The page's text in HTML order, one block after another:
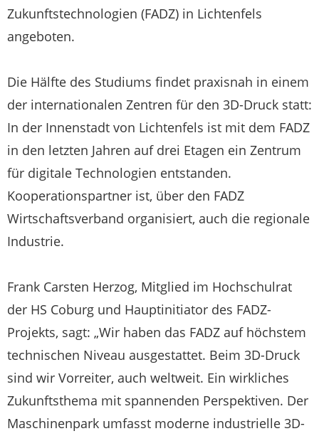
Zukunftstechnologien (FADZ) in Lichtenfels
angeboten.
Die Hälfte des Studiums findet praxisnah in einem
der internationalen Zentren für den 3D-Druck statt:
In der Innenstadt von Lichtenfels ist mit dem FADZ
in den letzten Jahren auf drei Etagen ein Zentrum
für digitale Technologien entstanden.
Kooperationspartner ist, über den FADZ
Wirtschaftsverband organisiert, auch die regionale
Industrie.
Frank Carsten Herzog, Mitglied im Hochschulrat
der HS Coburg und Hauptinitiator des FADZ-
Projekts, sagt: „Wir haben das FADZ auf höchstem
technischen Niveau ausgestattet. Beim 3D-Druck
sind wir Vorreiter, auch weltweit. Ein wirkliches
Zukunftsthema mit spannenden Perspektiven. Der
Maschinenpark umfasst moderne industrielle 3D-